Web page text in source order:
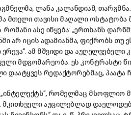
ლანა კალანდიამ,
თავისი მაღალი ოსტატობა
ასე იწყება: „ერთხანს
არ იცის ადამიანმა, ფიქრობს თუ
ამ მშვიდი და
მდგომარეობა. ეს კონტრასტი
დაატყვეს რედაქტორებმაც, პაატა
რომელმაც მსოფლიო
მკითხველი აუცილებლად